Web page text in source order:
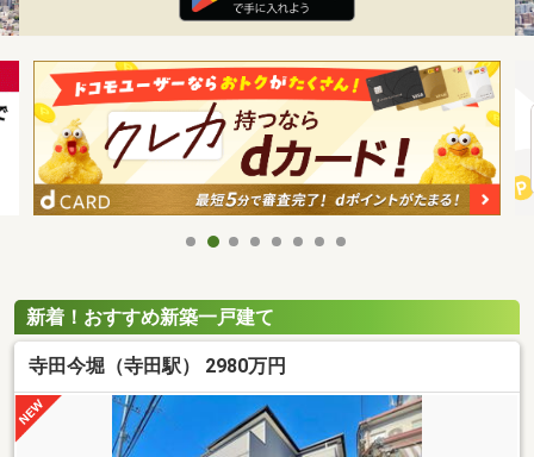
新着！おすすめ新築一戸建て
寺田今堀（寺田駅） 2980万円